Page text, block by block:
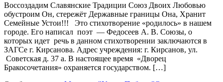
Воссоздадим Славянские Традиции Союз Двоих Любовью
обустроим Он, стережёт Державные границы Она, Хранит
Семейные Устои!!! Это стихотворение «родилось» в нашем
городе. Его написал поэт — Федосеев А. В. Союзы, о
которых идет речь в данном стихотворении заключаются в
ЗАГСе г. Кирсанова. Адрес учреждения: г. Кирсанов, ул.
Советская д. 37 а. В настоящее время «Дворец
Бракосочетания» охраняется государством. […]